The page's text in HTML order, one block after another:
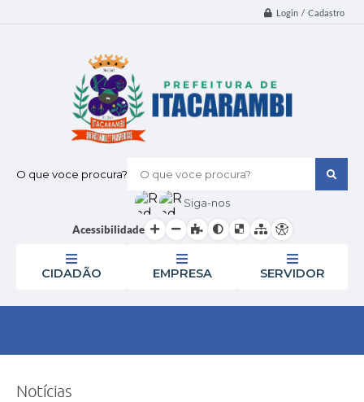
Login / Cadastro
O que voce procura?
Siga-nos
Acessibilidade
CIDADÃO EMPRESA SERVIDOR
Notícias